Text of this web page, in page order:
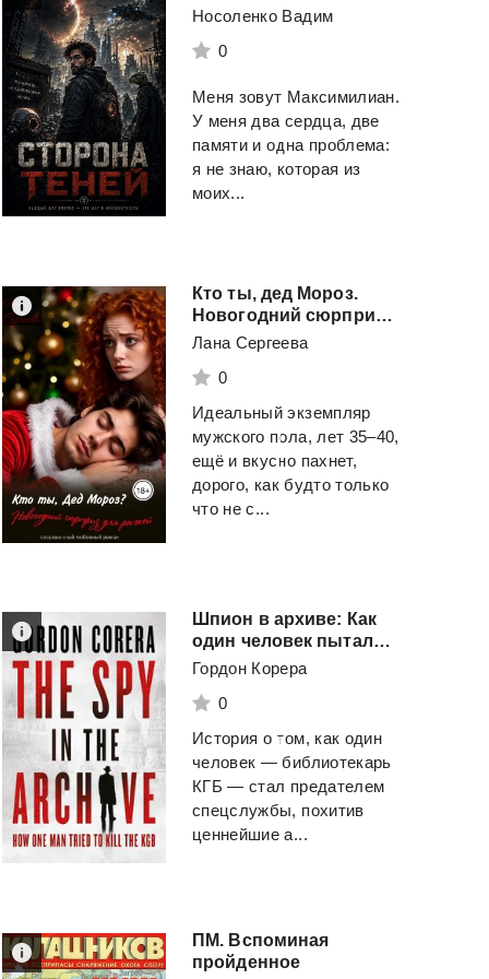
Носоленко Вадим
0
Меня зовут Максимилиан.
У меня два сердца, две
памяти и одна проблема:
я не знаю, которая из
моих...
Кто ты, дед Мороз.
Новогодний сюрприз для рыжей
Лана Сергеева
0
Идеальный экземпляр
мужского пола, лет 35–40,
ещё и вкусно пахнет,
дорого, как будто только
что не с...
Шпион в архиве: Как
один человек пытался убить КГБ
Гордон Корера
0
История о том, как один
человек — библиотекарь
КГБ — стал предателем
спецслужбы, похитив
ценнейшие а...
ПМ. Вспоминая
пройденное